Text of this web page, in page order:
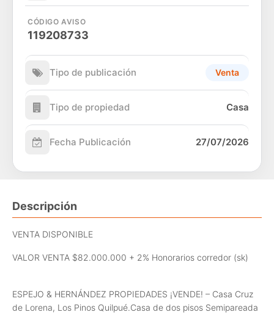
CÓDIGO AVISO
119208733
Tipo de publicación Venta
Tipo de propiedad Casa
Fecha Publicación 27/07/2026
Descripción
VENTA DISPONIBLE
VALOR VENTA $82.000.000 + 2% Honorarios corredor (sk)
ESPEJO & HERNÁNDEZ PROPIEDADES ¡VENDE! – Casa Cruz
de Lorena, Los Pinos Quilpué.Casa de dos pisos Semipareada